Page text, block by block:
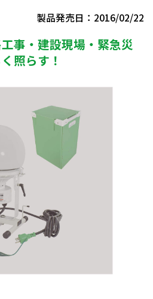
製品発売日：2016/02/22
事・建設現場・緊急災
照らす！